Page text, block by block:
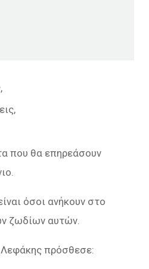
που θα επηρεάσουν
όσοι ανήκουν στο
ζωδίων αυτών.
πρόσθεσε: